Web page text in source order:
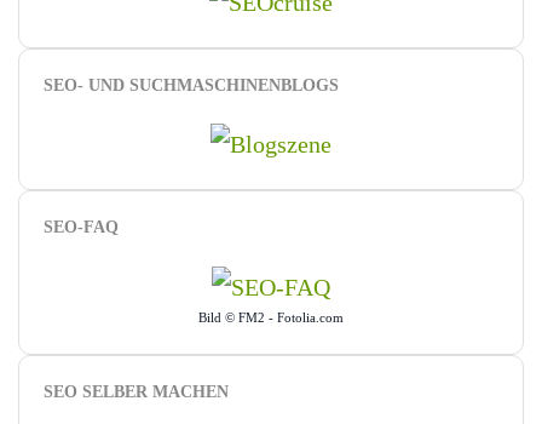
SEO- UND SUCHMASCHINENBLOGS
SEO-FAQ
Bild © FM2 - Fotolia.com
SEO SELBER MACHEN